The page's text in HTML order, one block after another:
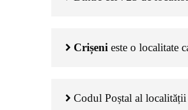
Crișeni este o localitate
Codul Poștal al localității